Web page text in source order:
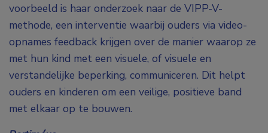
voorbeeld is haar onderzoek naar de VIPP-V-
methode, een interventie waarbij ouders via video-
opnames feedback krijgen over de manier waarop ze
met hun kind met een visuele, of visuele en
verstandelijke beperking, communiceren. Dit helpt
ouders en kinderen om een veilige, positieve band
met elkaar op te bouwen.